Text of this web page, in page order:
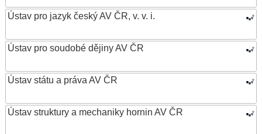
Ústav pro jazyk český AV ČR, v. v. i.
Ústav pro soudobé dějiny AV ČR
Ústav státu a práva AV ČR
Ústav struktury a mechaniky hornin AV ČR